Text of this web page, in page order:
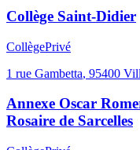
Collège Saint-Didier
CollègePrivé
1 rue Gambetta, 95400
Annexe Oscar
Rosaire de Sarcelles